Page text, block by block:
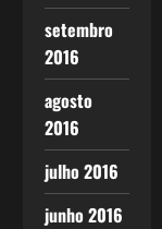
setembro
2016
agosto
2016
julho 2016
junho 2016